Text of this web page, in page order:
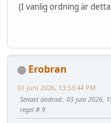
(I vanlig ordning är
Erobran
01 juni 2026, 13:53:44 PM
Senast ändrad:: 03 juni 2026,
regel # 9